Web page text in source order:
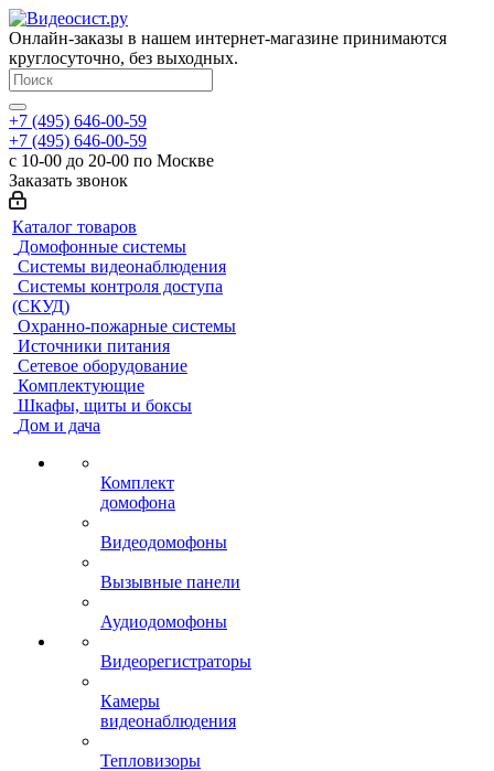
Онлайн-заказы в нашем интернет-магазине принимаются
круглосуточно, без выходных.
+7 (495) 646-00-59
+7 (495) 646-00-59
с 10-00 до 20-00 по Москве
Заказать звонок
Каталог товаров
Домофонные системы
Системы видеонаблюдения
Системы контроля доступа
(СКУД)
Охранно-пожарные системы
Источники питания
Сетевое оборудование
Комплектующие
Шкафы, щиты и боксы
Дом и дача
Комплект
домофона
Видеодомофоны
Вызывные панели
Аудиодомофоны
Видеорегистраторы
Камеры
видеонаблюдения
Тепловизоры